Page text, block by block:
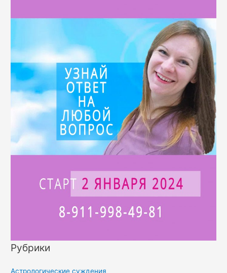
Рубрики
Астрологические суждения